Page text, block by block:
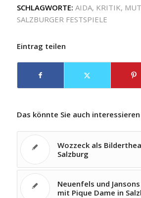
SCHLAGWORTE: AIDA, KRITIK,
SALZBURGER FESTSPIELE
Eintrag teilen
Das könnte Sie auch interessieren
Wozzeck als
Salzburg
Neuenfels und
mit Pique Dame in